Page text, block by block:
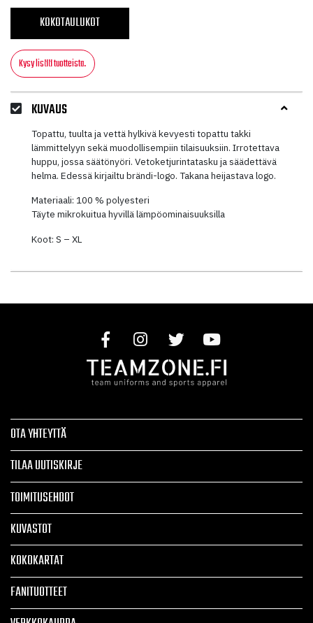
KOKOTAULUKOT
Kysy lisää tuotteista.
KUVAUS
Topattu, tuulta ja vettä hylkivä kevyesti topattu takki
lämmittelyyn sekä muodollisempiin tilaisuuksiin. Irrotettava
huppu, jossa säätönyöri. Vetoketjurintatasku ja säädettävä
helma. Edessä kirjailtu brändi-logo. Takana heijastava logo.
Materiaali: 100 % polyesteri
Täyte mikrokuitua hyvillä lämpöominaisuuksilla
Koot: S – XL
OTA YHTEYTTÄ
TILAA UUTISKIRJE
TOIMITUSEHDOT
KUVASTOT
KOKOKARTAT
FANITUOTTEET